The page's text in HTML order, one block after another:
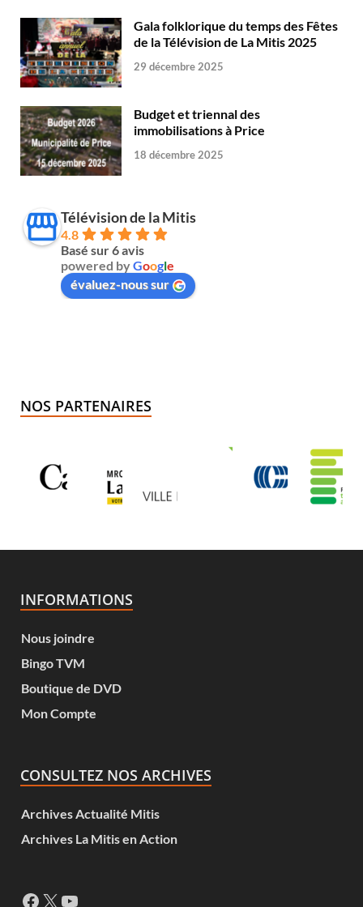
Gala folklorique du temps des Fêtes
de la Télévision de La Mitis 2025
29 décembre 2025
Budget et triennal des
immobilisations à Price
18 décembre 2025
Télévision de la Mitis
4.8
Basé sur 6 avis
powered byGoogle
évaluez-nous sur
NOS PARTENAIRES
INFORMATIONS
Nous joindre
Bingo TVM
Boutique de DVD
Mon Compte
CONSULTEZ NOS ARCHIVES
Archives Actualité Mitis
Archives La Mitis en Action